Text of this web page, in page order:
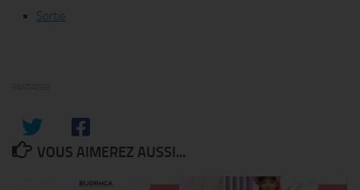
Sortie
VOUS AIMEREZ AUSSI...